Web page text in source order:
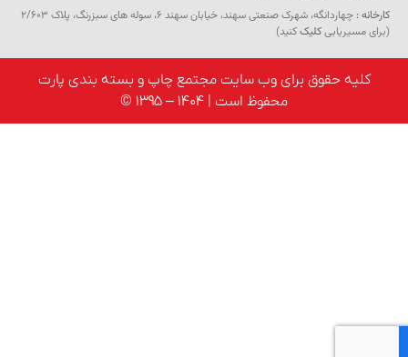
کارخانه :
چهاردانگه، شهرک صنعتی سهند، خیابان سهند 6، سوله های سبزرنگ، پلاک 2/603
(برای مسیریابیکلیککنید)
کلیه حقوق برای وب سایت مجتمع چاپ و بسته بندی پارت
محفوظ است | 1404 – 1395 ©